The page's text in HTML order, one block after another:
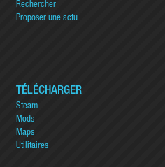
Rechercher
Proposer une actu
TÉLÉCHARGER
Steam
Mods
Maps
Utilitaires